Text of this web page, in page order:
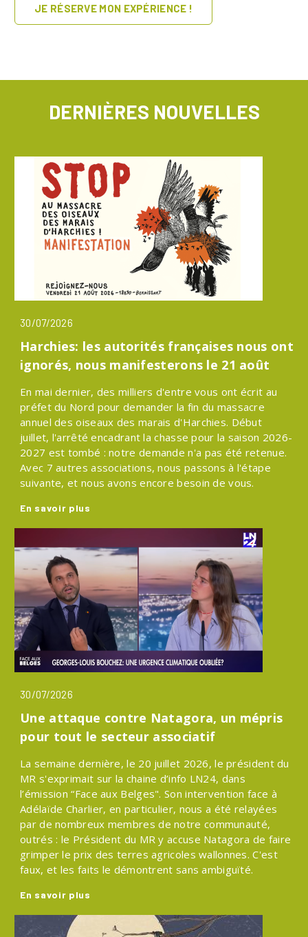
JE RÉSERVE MON EXPÉRIENCE !
DERNIÈRES NOUVELLES
30/07/2026
Harchies: les autorités françaises nous ont
ignorés, nous manifesterons le 21 août
En mai dernier, des milliers d'entre vous ont écrit au
préfet du Nord pour demander la fin du massacre
annuel des oiseaux des marais d'Harchies. Début
juillet, l'arrêté encadrant la chasse pour la saison 2026-
2027 est tombé : notre demande n'a pas été retenue.
Avec 7 autres associations, nous passons à l'étape
suivante, et nous avons encore besoin de vous.
En savoir plus
30/07/2026
Une attaque contre Natagora, un mépris
pour tout le secteur associatif
La semaine dernière, le 20 juillet 2026, le président du
MR s'exprimait sur la chaine d’info LN24, dans
l’émission “Face aux Belges". Son intervention face à
Adélaïde Charlier, en particulier, nous a été relayées
par de nombreux membres de notre communauté,
outrés : le Président du MR y accuse Natagora de faire
grimper le prix des terres agricoles wallonnes. C'est
faux, et les faits le démontrent sans ambiguïté.
En savoir plus